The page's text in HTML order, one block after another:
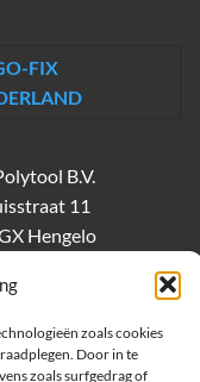
zoals cookies
Door in te
zoals surfgedrag of
FIX
B.V.
11
Hengelo